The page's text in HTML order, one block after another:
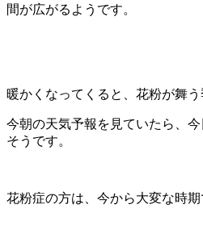
間が広がるようです。
暖かくなってくると、花粉が舞う
今朝の天気予報を見ていたら、
そうです。
花粉症の方は、今から大変な時